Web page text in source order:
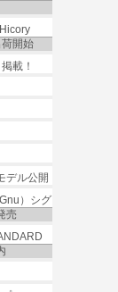
開始
載！
デル公開
）シグ
売